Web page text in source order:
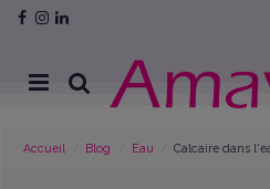
Accueil Blog Eau Calcaire dans